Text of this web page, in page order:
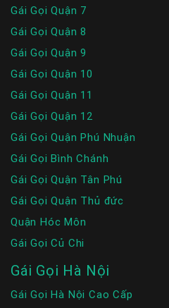
Gái Gọi Quận 7
Gái Gọi Quận 8
Gái Gọi Quận 9
Gái Gọi Quận 10
Gái Gọi Quận 11
Gái Gọi Quận 12
Gái Gọi Quận Phú Nhuận
Gái Gọi Bình Chánh
Gái Gọi Quận Tân Phú
Gái Gọi Quận Thủ đức
Quận Hóc Môn
Gái Gọi Củ Chi
Gái Gọi Hà Nội
Gái Gọi Hà Nội Cao Cấp